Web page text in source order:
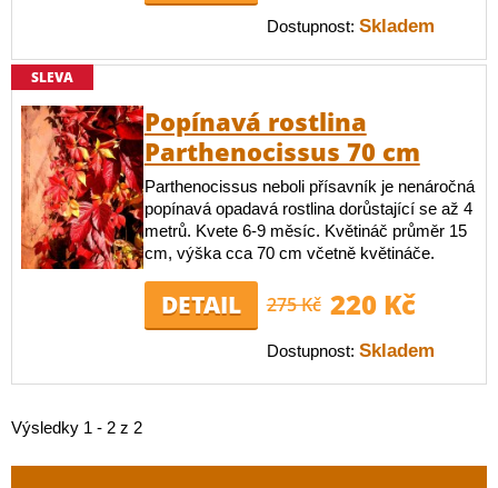
Dostupnost: Skladem
SLEVA
Popínavá rostlina
Parthenocissus 70 cm
Parthenocissus neboli přísavník je nenáročná
popínavá opadavá rostlina dorůstající se až 4
metrů. Kvete 6-9 měsíc. Květináč průměr 15
cm, výška cca 70 cm včetně květináče.
DETAIL 275 Kč 220 Kč
Dostupnost: Skladem
Výsledky 1 - 2 z 2